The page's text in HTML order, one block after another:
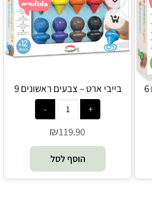
בייבי ארט – צבעים ראשונים 6
בייבי ארט – צבעים ראשונים 9
יחידות - Crealign
₪119.90
הוסף לסל